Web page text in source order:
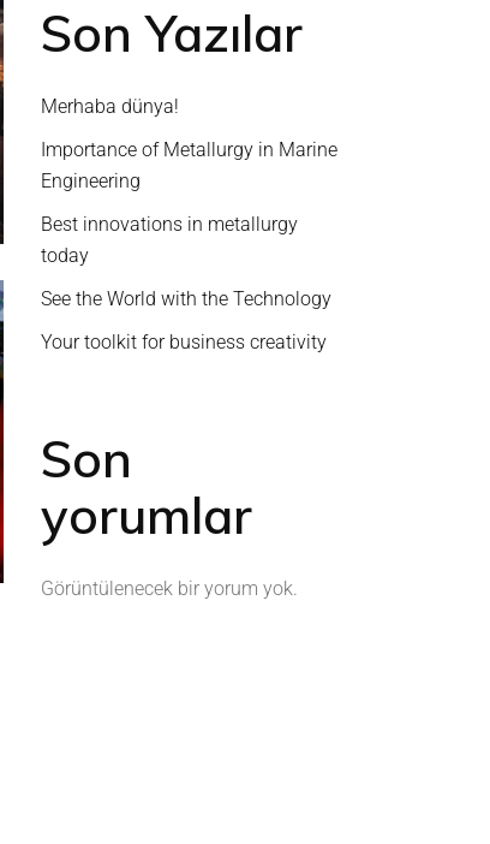
Son Yazılar
Merhaba dünya!
Importance of Metallurgy in Marine
Engineering
Best innovations in metallurgy
today
See the World with the Technology
Your toolkit for business creativity
Son
yorumlar
Görüntülenecek bir yorum yok.